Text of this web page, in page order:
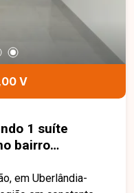
visita e venha
galpão.
V
1 suíte
bairro
MG
em Uberlândia-